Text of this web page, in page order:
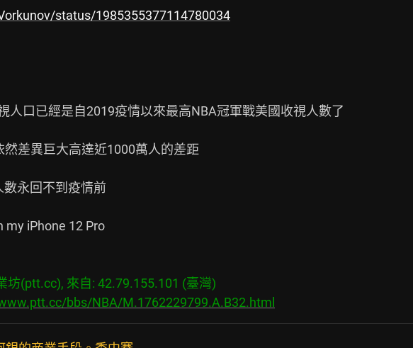
status/1985355377114780034
人口已經是自2019疫情以來最高NBA冠軍戰美國收視人數了
差異巨大高達近1000萬人的差距
永回不到疫情前
my iPhone 12 Pro
坊(ptt.cc), 來自: 42.79.155.101 (臺灣)
bbs/NBA/M.1762229799.A.B32.html